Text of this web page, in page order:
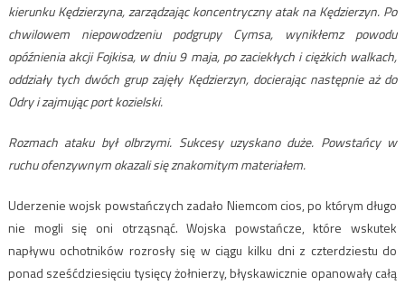
kierunku Kędzierzyna, zarządzając koncentryczny atak na Kędzierzyn. Po
chwilowem niepowodzeniu podgrupy Cymsa, wynikłemz powodu
opóźnienia akcji Fojkisa, w dniu 9 maja, po zaciekłych i ciężkich walkach,
oddziały tych dwóch grup zajęły Kędzierzyn, docierając następnie aż do
Odry i zajmując port kozielski.
Rozmach ataku był olbrzymi. Sukcesy uzyskano duże. Powstańcy w
ruchu ofenzywnym okazali się znakomitym materiałem.
Uderzenie wojsk powstańczych zadało Niemcom cios, po którym długo
nie mogli się oni otrząsnąć. Wojska powstańcze, które wskutek
napływu ochotników rozrosły się w ciągu kilku dni z czterdziestu do
ponad sześćdziesięciu tysięcy żołnierzy, błyskawicznie opanowały całą